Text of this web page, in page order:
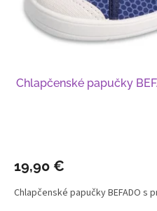
Chlapčenské papučky
19,90 €
Chlapčenské papučky BEFADO s